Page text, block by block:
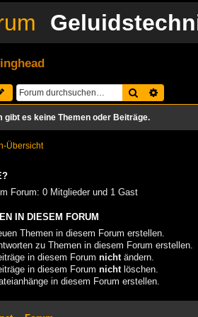
Suche
gibt es keine Themen oder Beiträge.
Übersicht
Forum: 0 Mitglieder und 1 Gast
IN DIESEM FORUM
Themen in diesem Forum erstellen.
zu Themen in diesem Forum erstellen.
in diesem Forum nicht ändern.
in diesem Forum nicht löschen.
in diesem Forum erstellen.